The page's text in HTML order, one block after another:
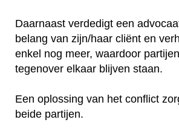
Daarnaast verdedigt een
belang van zijn/haar cliënt en
enkel nog meer, waardoor
tegenover elkaar blijven staan.
Een oplossing van het conflict
beide partijen.